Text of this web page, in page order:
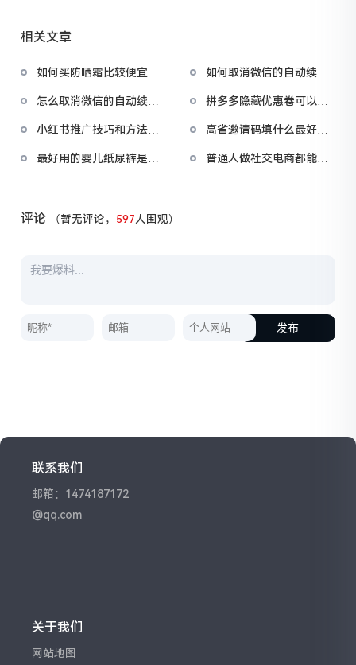
相关文章
如何买防晒霜比较便宜又
子的防晒效果好
如何取消微信的自动续费
自动续费服务
怎么取消微信的自动续费
动续费
拼多多隐藏优惠卷可以在
惠券是真的吗
小红书推广技巧和方法：
高省邀请码填什么最好？
枝导师
最好用的婴儿纸尿裤是哪
普通人做社交电商都能赚
评论 （暂无评论， 597人围观）
发布
联系我们
邮箱：1474187172
@qq.com
关于我们
网站地图